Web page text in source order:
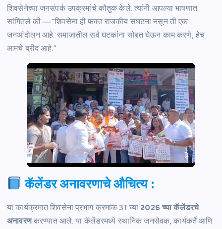
शिवसेनेच्या जनसंपर्क उपक्रमांचे कौतुक केले. त्यांनी आपल्या भाषणात
सांगितले की —“शिवसेना ही फक्त राजकीय संघटना नसून ती एक
जनआंदोलन आहे. समाजातील सर्व घटकांना सोबत घेऊन काम करणे, हेच
आमचे ब्रीद आहे.”
कॅलेंडर अनावरणाचे औचित्य :
या कार्यक्रमात शिवसेना प्रभाग क्रमांक 31 च्या2026 च्या कॅलेंडरचे
अनावरणकरण्यात आले. या कॅलेंडरमध्ये स्थानिक जनसेवक, कार्यकर्ते आणि